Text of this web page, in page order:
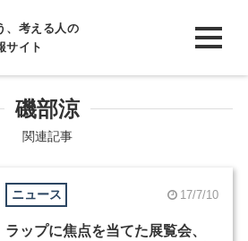
、考える人の
サイト
磯部涼
関連記事
ニュース 17/7/10
ラップに焦点を当てた展覧会、